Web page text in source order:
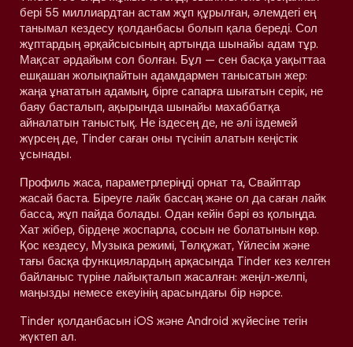
бері 55 миллиардтан астам жұп құрылған, әлемдегі ең
танымал кездесу қолданбасы болып қала береді. Сол
жұптардың әрқайсысының артында шынайы адам тұр.
Мақсат әрдайым сол болған. Бұл — сен басқа уақыттаа
ешқашан жолықпайтын адамдармен танысатын жер:
жаңа ұнататын адамың, бірге сапарға шығатын серік, не
баяу басталып, ақырында шынайы махаббатқа
айналатын таныстық. Не іздесең де, не әлі іздемей
жүрсең де, Tinder саған оны түсініп алатын кеңістік
ұсынады.
Профиль жаса, параметрлеріңді орнат та, Свайптар
жасай баста. Біреуге лайк бассаң және ол да саған лайк
басса, жұп пайда болады. Одан кейін бәрі өз қолыңда.
Хат жібер, бірдеңе жоспарла, сосын не болатынын көр.
Қос кездесу, Музыка режимі, Төлқұжат, Үйлесім және
тағы басқа функциялардың арқасында Tinder кез келген
байланыс түріне лайықталып жасалған: жеңіл-желпі,
маңызды немесе екеуінің арасындағы бір нәрсе.
Tinder қолданбасын iOS және Android жүйесіне тегін
жүктеп ал.